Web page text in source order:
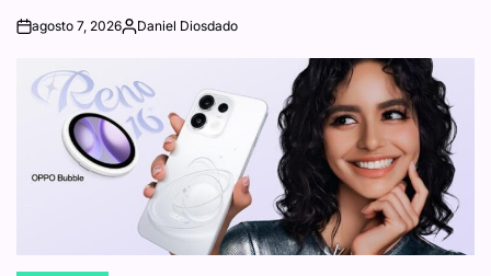
onagosto 7, 2026Posted
Daniel Diosdado